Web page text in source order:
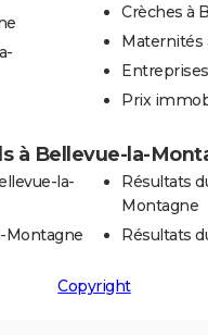
Crèches à
Maternités
Prix
à Bellevue-la-
la-
Montagne
Résultats
Montagne
Résultats
Copyright